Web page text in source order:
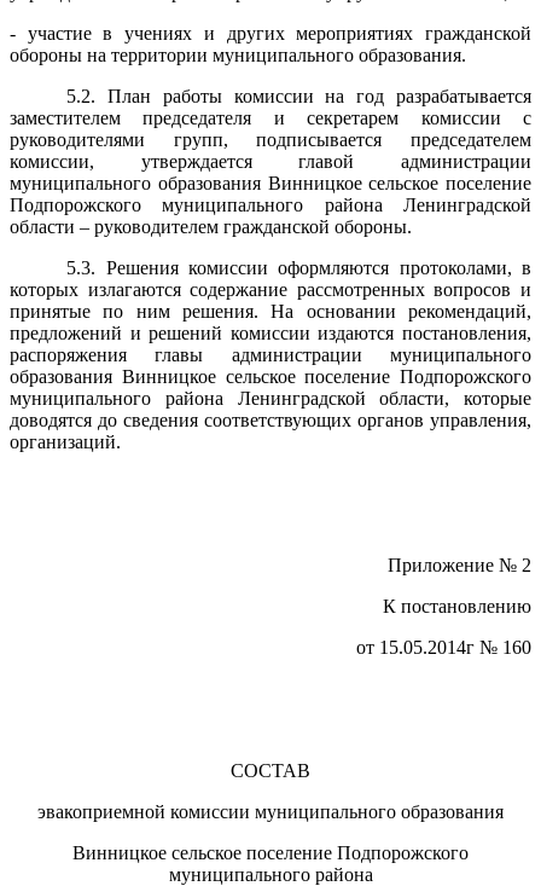
- участие в учениях и других мероприятиях гражданской
обороны на территории муниципального образования.
5.2. План работы комиссии на год разрабатывается
заместителем председателя и секретарем комиссии с
руководителями групп, подписывается председателем
комиссии, утверждается главой администрации
муниципального образования Винницкое сельское поселение
Подпорожского муниципального района Ленинградской
области – руководителем гражданской обороны.
5.3. Решения комиссии оформляются протоколами, в
которых излагаются содержание рассмотренных вопросов и
принятые по ним решения. На основании рекомендаций,
предложений и решений комиссии издаются постановления,
распоряжения главы администрации муниципального
образования Винницкое сельское поселение Подпорожского
муниципального района Ленинградской области, которые
доводятся до сведения соответствующих органов управления,
организаций.
Приложение № 2
К постановлению
от 15.05.2014г № 160
СОСТАВ
эвакоприемной комиссии муниципального образования
Винницкое сельское поселение Подпорожского
муниципального района